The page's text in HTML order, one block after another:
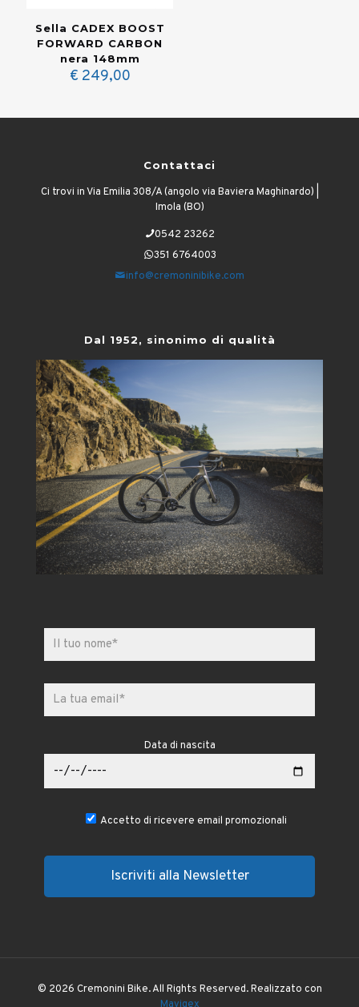
Sella CADEX BOOST
FORWARD CARBON
nera 148mm
€ 249,00
Contattaci
Ci trovi in Via Emilia 308/A (angolo via Baviera Maghinardo) |
Imola (BO)
0542 23262
351 6764003
info@cremoninibike.com
Dal 1952, sinonimo di qualità
Data di nascita
Accetto di ricevere email promozionali
© 2026 Cremonini Bike. All Rights Reserved. Realizzato con